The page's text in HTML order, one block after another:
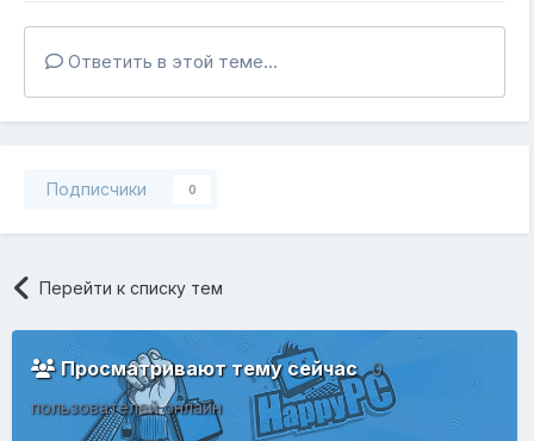
Ответить в этой теме...
Подписчики 0
Перейти к списку тем
Просматривают тему сейчас0
пользователей онлайн